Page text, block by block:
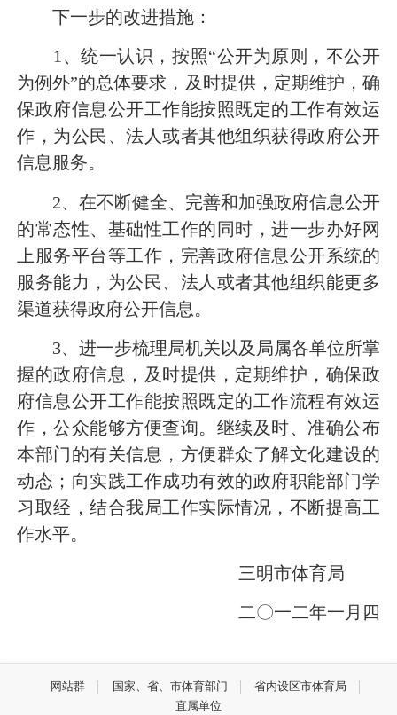
下一步的改进措施：
1 、统一认识，按照“公开为原则，不公开
为例外”的总体要求，及时提供，定期维护，确
保政府信息公开工作能按照既定的工作有效运
作，为公民、法人或者其他组织获得政府公开
信息服务。
2、在不断健全、完善和加强政府信息公开
的常态性、基础性工作的同时，进一步办好网
上服务平台等工作，完善政府信息公开系统的
服务能力，为公民、法人或者其他组织能更多
渠道获得政府公开信息。
3、进一步梳理局机关以及局属各单位所掌
握的政府信息，及时提供，定期维护，确保政
府信息公开工作能按照既定的工作流程有效运
作，公众能够方便查询。继续及时、准确公布
本部门的有关信息，方便群众了解文化建设的
动态；向实践工作成功有效的政府职能部门学
习取经，结合我局工作实际情况，不断提高工
作水平。
三明市体育局
二〇一二年一月四
网站群 国家、省、市体育部门
省内设区市体育局
直属单位